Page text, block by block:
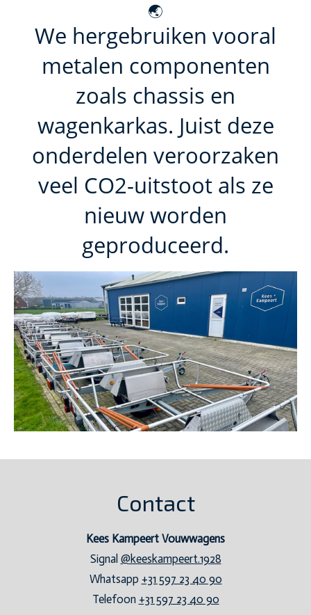
🌏
We hergebruiken vooral
metalen componenten
zoals chassis en
wagenkarkas. Juist deze
onderdelen veroorzaken
veel CO2-uitstoot als ze
nieuw worden
geproduceerd.
Contact
Kees Kampeert Vouwwagens
Signal @keeskampeert.1928
Whatsapp +31 597 23 40 90
Telefoon +31 597 23 40 90